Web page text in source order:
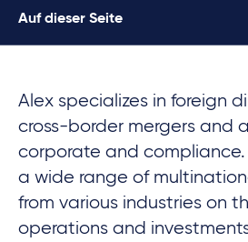
Auf dieser Seite
Alex specializes in foreign
cross-border mergers and
corporate and compliance.
a wide range of
from various industries on
operations and